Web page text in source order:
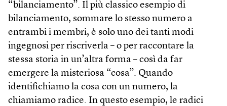
“bilanciamento”. Il più classico esempio di
bilanciamento, sommare lo stesso numero a
entrambi i membri, è solo uno dei tanti modi
ingegnosi per riscriverla – o per raccontare la
stessa storia in un’altra forma – così da far
emergere la misteriosa “cosa”. Quando
identifichiamo la cosa con un numero, la
chiamiamo radice. In questo esempio, le radici